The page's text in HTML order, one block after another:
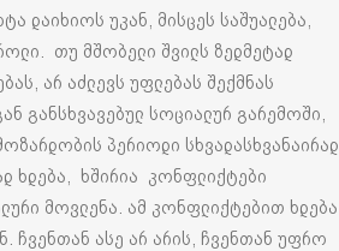
დაიხიოს უკან, მისცეს საშუალება,
თუ მშობელი შვილს ზედმეტად
არ აძლევს უფლებას შექმნას
განსხვავებულ სოციალურ გარემოში,
პერიოდი სხვადასხვანაირად
ხდება, ხშირია კონფლიქტები
მოვლენა. ამ კონფლიქტებით ხდება
ჩვენთან ასე არ არის, ჩვენთან უფრო